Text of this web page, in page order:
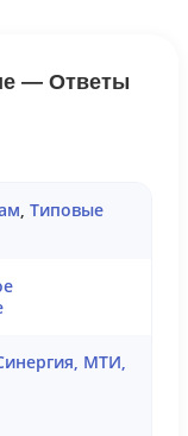
— Ответы
, Типовые
МТИ,